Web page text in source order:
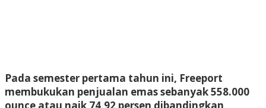
Pada semester pertama tahun ini, Freeport
membukukan penjualan emas sebanyak 558.000
ounce atau naik 74,92 persen dibandingkan